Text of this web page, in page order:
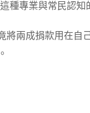
種專業與常民認知
兩成捐款用在自